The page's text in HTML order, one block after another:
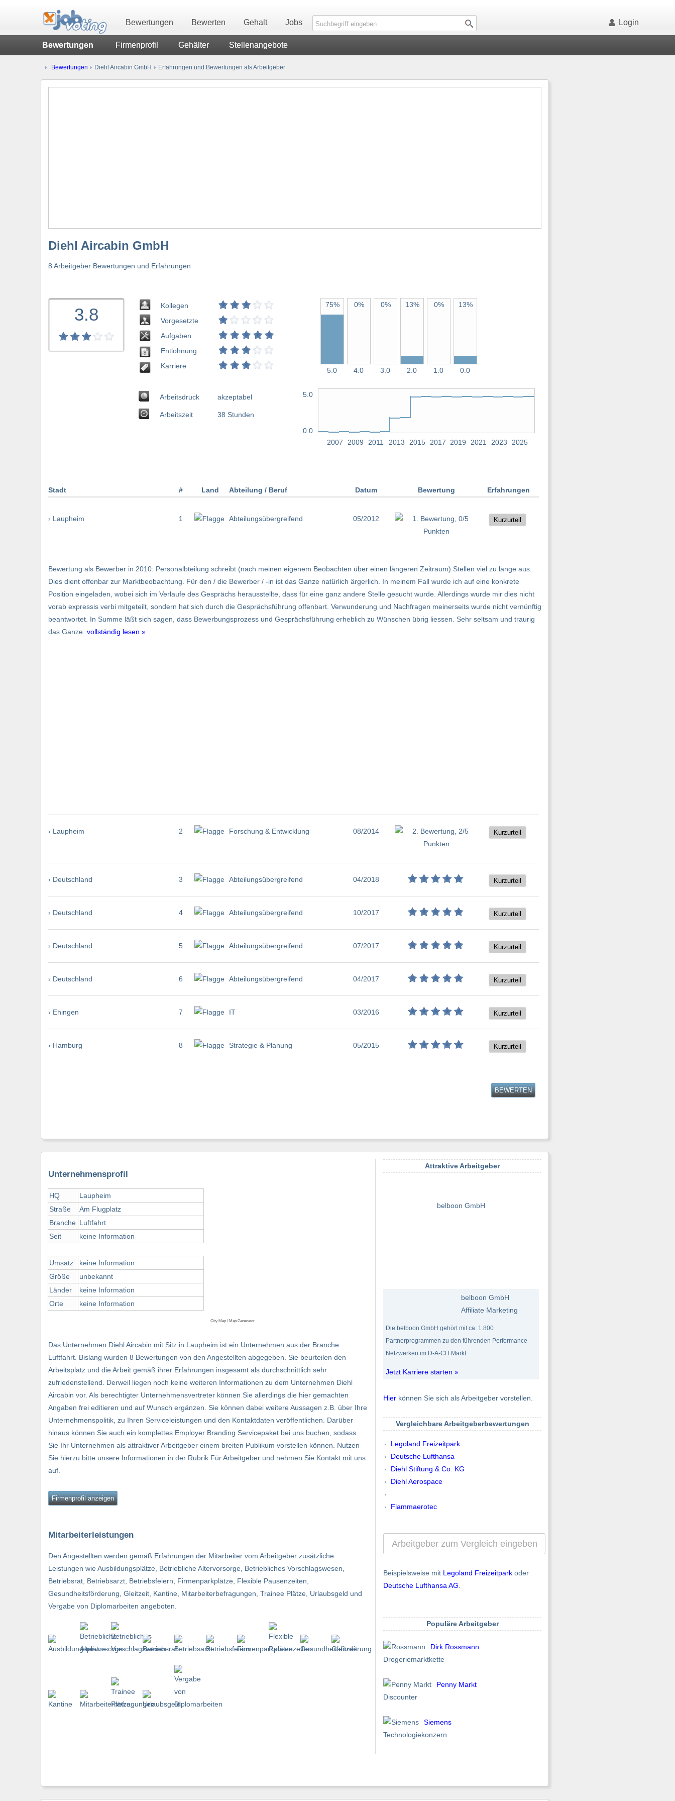
Bewertungen Bewerten Gehalt Jobs Login
Bewertungen Firmenprofil Gehälter Stellenangebote
Bewertungen Diehl Aircabin GmbH Erfahrungen und Bewertungen als Arbeitgeber
Diehl Aircabin GmbH
8 Arbeitgeber Bewertungen und Erfahrungen
3.8
Kollegen
Vorgesetzte
Aufgaben
Entlohnung
Karriere
75%
5.0
0%
4.0
0%
3.0
13%
2.0
0%
1.0
13%
0.0
Arbeitsdruck
Arbeitszeit
akzeptabel
38 Stunden
5.0
0.0
2007
2009 2011 2013 2015 2017 2019 2021 2023 2025
Stadt # Land Abteilung / Beruf Datum Bewertung Erfahrungen
› Laupheim 1 Abteilungsübergreifend 05/2012 Kurzurteil
Bewertung als Bewerber in 2010: Personalbteilung schreibt (nach meinen eigenem Beobachten über einen längeren Zeitraum) Stellen viel zu lange aus.
Dies dient offenbar zur Marktbeobachtung. Für den / die Bewerber / -in ist das Ganze natürlich ärgerlich. In meinem Fall wurde ich auf eine konkrete
Position eingeladen, wobei sich im Verlaufe des Gesprächs herausstellte, dass für eine ganz andere Stelle gesucht wurde. Allerdings wurde mir dies nicht
vorab expressis verbi mitgeteilt, sondern hat sich durch die Gesprächsführung offenbart. Verwunderung und Nachfragen meinerseits wurde nicht vernünftig
beantwortet. In Summe läßt sich sagen, dass Bewerbungsprozess und Gesprächsführung erheblich zu Wünschen übrig liessen. Sehr seltsam und traurig
das Ganze. vollständig lesen »
› Laupheim 2 Forschung & Entwicklung 08/2014 Kurzurteil
› Deutschland 3 Abteilungsübergreifend 04/2018 Kurzurteil
› Deutschland 4 Abteilungsübergreifend 10/2017 Kurzurteil
› Deutschland 5 Abteilungsübergreifend 07/2017 Kurzurteil
› Deutschland 6 Abteilungsübergreifend 04/2017 Kurzurteil
› Ehingen 7 IT 03/2016 Kurzurteil
› Hamburg 8 Strategie & Planung 05/2015 Kurzurteil
BEWERTEN
Unternehmensprofil
HQ
Straße
Branche
Seit
Umsatz
Größe
Länder
Orte
Laupheim
Am Flugplatz
Luftfahrt
keine Information
keine Information
unbekannt
keine Information
keine Information
City Map / Map Generator
Das Unternehmen Diehl Aircabin mit Sitz in Laupheim ist ein Unternehmen aus der Branche
Luftfahrt. Bislang wurden 8 Bewertungen von den Angestellten abgegeben. Sie beurteilen den
Arbeitsplatz und die Arbeit gemäß ihrer Erfahrungen insgesamt als durchschnittlich sehr
zufriedenstellend. Derweil liegen noch keine weiteren Informationen zu dem Unternehmen Diehl
Aircabin vor. Als berechtigter Unternehmensvertreter können Sie allerdings die hier gemachten
Angaben frei editieren und auf Wunsch ergänzen. Sie können dabei weitere Aussagen z.B. über Ihre
Unternehmenspolitik, zu Ihren Serviceleistungen und den Kontaktdaten veröffentlichen. Darüber
hinaus können Sie auch ein komplettes Employer Branding Servicepaket bei uns buchen, sodass
Sie Ihr Unternehmen als attraktiver Arbeitgeber einem breiten Publikum vorstellen können. Nutzen
Sie hierzu bitte unsere Informationen in der Rubrik Für Arbeitgeber und nehmen Sie Kontakt mit uns
auf.
Firmenprofil anzeigen
Mitarbeiterleistungen
Den Angestellten werden gemäß Erfahrungen der Mitarbeiter vom Arbeitgeber zusätzliche
Leistungen wie Ausbildungsplätze, Betriebliche Altervorsorge, Betriebliches Vorschlagswesen,
Betriebsrat, Betriebsarzt, Betriebsfeiern, Firmenparkplätze, Flexible Pausenzeiten,
Gesundheitsförderung, Gleitzeit, Kantine, Mitarbeiterbefragungen, Trainee Plätze, Urlaubsgeld und
Vergabe von Diplomarbeiten angeboten.
Attraktive Arbeitgeber
belboon GmbH
belboon GmbH
Affiliate Marketing
Die belboon GmbH gehört mit ca. 1.800
Partnerprogrammen zu den führenden Performance
Netzwerken im D-A-CH Markt.
Jetzt Karriere starten »
Hier können Sie sich als Arbeitgeber vorstellen.
Vergleichbare Arbeitgeberbewertungen
Legoland Freizeitpark
Deutsche Lufthansa
Diehl Stiftung & Co. KG
Diehl Aerospace
Flammaerotec
Beispielsweise mit Legoland Freizeitpark oder
Deutsche Lufthansa AG
Populäre Arbeitgeber
Dirk Rossmann
Drogeriemarktkette
Penny Markt
Discounter
Siemens
Technologiekonzern